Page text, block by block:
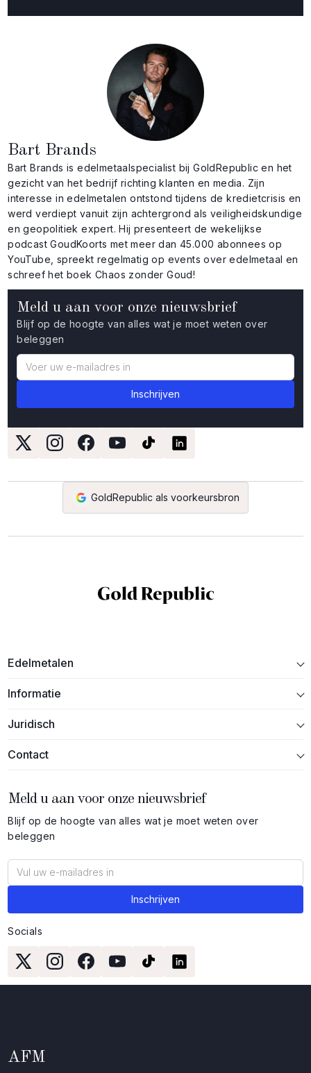
Meld u aan voor onze nieuwsbrief
Blijf op de hoogte van alles wat je moet weten over
beleggen
GoldRepublic als voorkeursbron
Bart Brands
Bart Brands is edelmetaalspecialist bij GoldRepublic en het
gezicht van het bedrijf richting klanten en media. Zijn
interesse in edelmetalen ontstond tijdens de kredietcrisis en
werd verdiept vanuit zijn achtergrond als veiligheidskundige
en geopolitiek expert. Hij presenteert de wekelijkse
podcast GoudKoorts met meer dan 45.000 abonnees op
YouTube, spreekt regelmatig op events over edelmetaal en
schreef het boek Chaos zonder Goud!
Edelmetalen
Informatie
Juridisch
Contact
Meld u aan voor onze nieuwsbrief
Blijf op de hoogte van alles wat je moet weten over
beleggen
Socials
AFM